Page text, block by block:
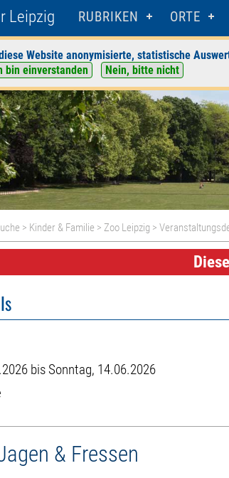
Leipzig RUBRIKEN ORTE
Website anonymisierte, statistische
bin einverstanden Nein, bitte nicht
> Kinder & Familie >Zoo Leipzig >
bis Sonntag, 14.06.2026
& Fressen